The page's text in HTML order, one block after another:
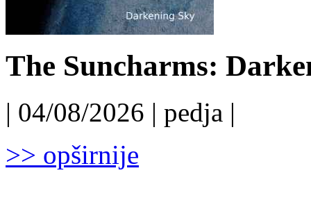
The Suncharms:
| 04/08/2026 | pedja |
>> opširnije